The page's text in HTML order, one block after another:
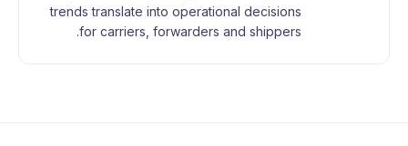
trends translate into operational decisions
for carriers, forwarders and shippers.